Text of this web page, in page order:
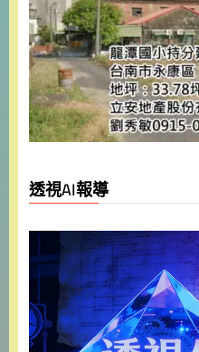
透視AI報導